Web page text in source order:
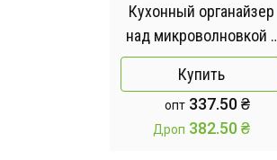
Кухонный органайзер
над микроволновкой /
телескопическая
регулируемая полка
75х44х26см
Купить
опт 337.50 ₴
Дроп 382.50 ₴